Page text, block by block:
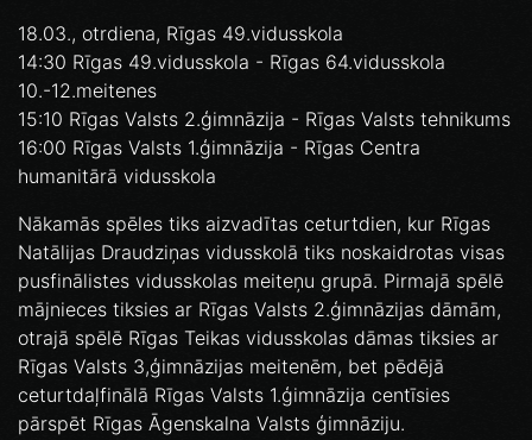
18.03., otrdiena, Rīgas 49.vidusskola
14:30 Rīgas 49.vidusskola - Rīgas 64.vidusskola
10.-12.meitenes
15:10 Rīgas Valsts 2.ģimnāzija - Rīgas Valsts tehnikums
16:00 Rīgas Valsts 1.ģimnāzija - Rīgas Centra
humanitārā vidusskola
Nākamās spēles tiks aizvadītas ceturtdien, kur Rīgas
Natālijas Draudziņas vidusskolā tiks noskaidrotas visas
pusfinālistes vidusskolas meiteņu grupā. Pirmajā spēlē
mājnieces tiksies ar Rīgas Valsts 2.ģimnāzijas dāmām,
otrajā spēlē Rīgas Teikas vidusskolas dāmas tiksies ar
Rīgas Valsts 3,ģimnāzijas meitenēm, bet pēdējā
ceturtdaļfinālā Rīgas Valsts 1.ģimnāzija centīsies
pārspēt Rīgas Āgenskalna Valsts ģimnāziju.